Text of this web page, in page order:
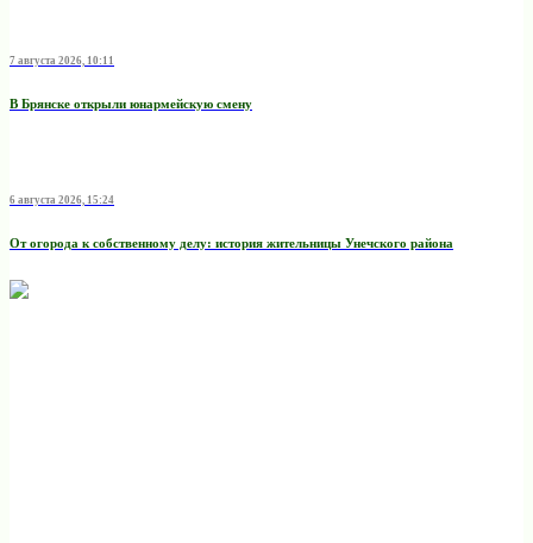
7 августа 2026, 10:11
В Брянске открыли юнармейскую смену
6 августа 2026, 15:24
От огорода к собственному делу: история жительницы Унечского района